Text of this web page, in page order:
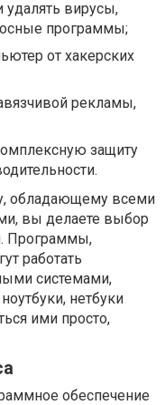
удалять вирусы,
программы;
от хакерских
рекламы,
защиту
обладающему всеми
вы делаете выбор
Программы,
работать
системами,
нетбуки
ими просто,
обеспечение